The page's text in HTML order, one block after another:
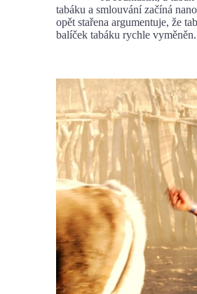
tabáku a smlouvání začíná
opět stařena argumentuje, že
balíček tabáku rychle vyměněn.